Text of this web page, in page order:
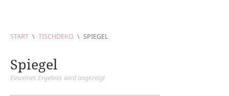
START \ TISCHDEKO \ SPIEGEL
Spiegel
Einzelnes Ergebnis wird angezeigt